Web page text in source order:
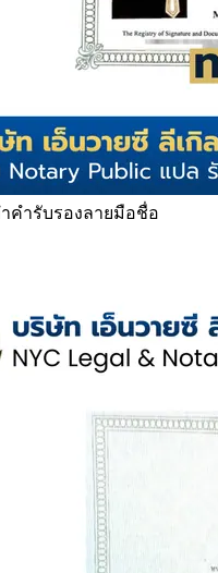
คำรับรองลายมือชื่อ